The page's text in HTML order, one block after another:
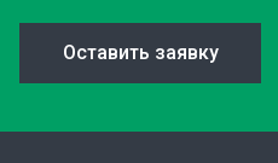
Оставить заявку